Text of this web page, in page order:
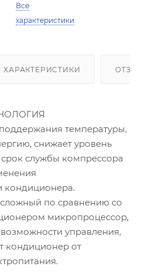
Все
характеристики
ХАРАКТЕРИСТИКИ
температуры,
снижает уровень
службы компрессора
кондиционера.
сложный по сравнению со
микропроцессор,
управления,
кондиционер от